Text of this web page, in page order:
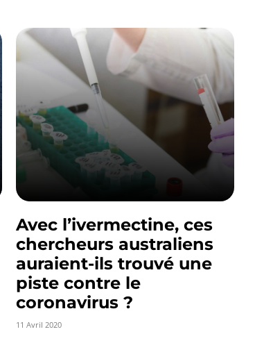
Avec l’ivermectine, ces
chercheurs australiens
auraient-ils trouvé une
piste contre le
coronavirus ?
11 Avril 2020